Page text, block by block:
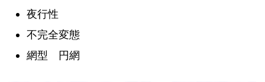
夜行性
不完全変態
網型 円網